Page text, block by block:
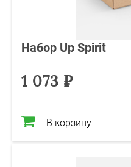
Набор Up Spirit
1 073 ₽
В корзину